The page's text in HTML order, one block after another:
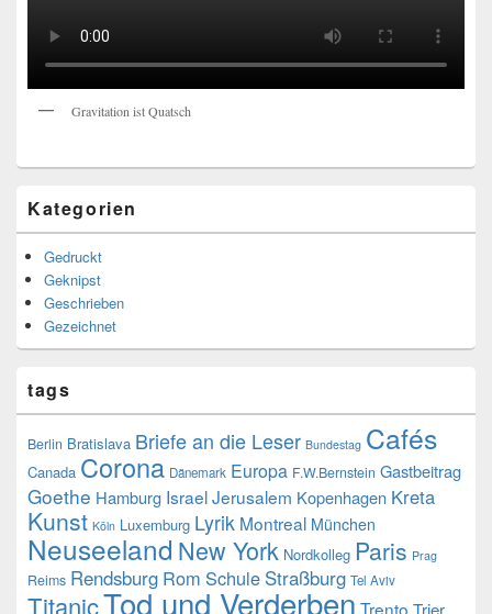
Gravitation ist Quatsch
Kategorien
Gedruckt
Geknipst
Geschrieben
Gezeichnet
tags
Berlin Bratislava Briefe an die Leser Bundestag Cafés
Canada Corona Dänemark Europa F.W.Bernstein Gastbeitrag
Goethe Hamburg IsraelJerusalem Kopenhagen Kreta
Kunst Köln Luxemburg Lyrik Montreal München
Neuseeland New York Nordkolleg Paris Prag
Reims Rendsburg Rom Schule Straßburg Tel Aviv
TitanicTod und Verderben Trento Trier